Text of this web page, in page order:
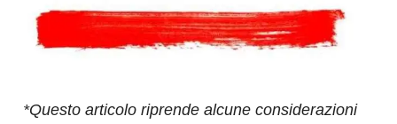
*Questo articolo riprende alcune considerazioni